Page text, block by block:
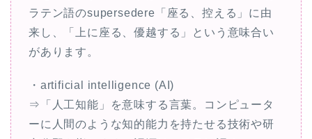
ラテン語のsupersedere「座る、控える」に由
来し、「上に座る、優越する」という意味合い
があります。
・artificial intelligence (AI)
⇒「人工知能」を意味する言葉。コンピュータ
ーに人間のような知的能力を持たせる技術や研